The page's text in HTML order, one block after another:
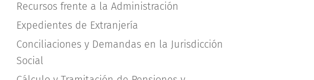
Recursos frente a la Administración
Expedientes de Extranjería
Conciliaciones y Demandas en la Jurisdicción
Social